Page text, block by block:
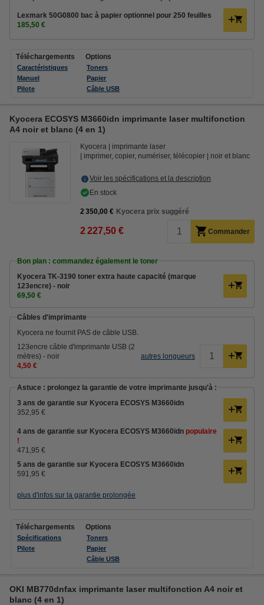
Lexmark 50G0800 bac à papier optionnel pour 250 feuilles
185,50 €
Téléchargements
Caractéristiques
Manuel
Pilote
Options
Toners
Papier
Câble USB
Kyocera ECOSYS M3660idn imprimante laser multifonction
A4 noir et blanc (4 en 1)
Kyocera
imprimante laser
imprimer, copier, numériser, télécopier
noir et blanc
Voir les spécifications et la description
En stock
2 350,00 € Kyocera prix suggéré
2 227,50 € Commander
Bon plan : commandez également le toner
Kyocera TK-3190 toner extra haute capacité (marque
123encre) - noir
69,50 €
Câbles d'imprimante
Kyocera ne fournit PAS de câble USB.
123encre câble d'imprimante USB (2
mètres) - noir
4,50 €
autres longueurs
Astuce : prolongez la garantie de votre imprimante jusqu'à :
3 ans de garantie sur Kyocera ECOSYS M3660idn
352,95 €
4 ans de garantie sur Kyocera ECOSYS M3660idn populaire
!
471,95 €
5 ans de garantie sur Kyocera ECOSYS M3660idn
591,95 €
plus d'infos sur la garantie prolongée
Téléchargements
Spécifications
Pilote
Options
Toners
Papier
Câble USB
OKI MB770dnfax imprimante laser multifonction A4 noir et
blanc (4 en 1)